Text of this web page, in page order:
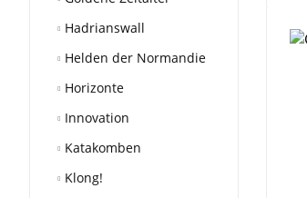
Hadrianswall
Helden der Normandie
Horizonte
Innovation
Katakomben
Klong!